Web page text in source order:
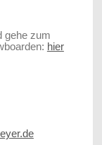
gehe zum
hier